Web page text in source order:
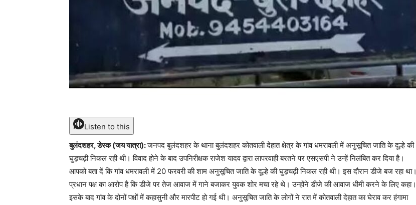
Listen to this
बुलंदशहर, डेस्क (जय यात्रा):जनपद बुलंदशहर के थाना बुलंदशहर कोतवाली देहात क्षेत्र के गांव धमरावली में अनुसूचित जाति के दूल्हे की
घुड़चढ़ी निकल रही थी। विवाद होने के बाद उपनिरीक्षक राजेश यादव द्वारा लापरवाही बरतने पर एसएसपी ने उन्हें निलंबित कर दिया है।
आपको बता दें कि गांव धमरावली में 20 फरवरी की शाम अनुसूचित जाति के दूल्हे की घुड़चढ़ी निकल रही थी। इस दौरान डीजे बज रहा था।
प्रधान पक्ष का आरोप है कि डीजे पर तेज आवाज में गाने बजाकर युवक शोर मचा रहे थे। उन्होंने डीजे की आवाज धीमी करने के लिए कहा।
इसके बाद गांव के दोनों पक्षों में कहासुनी और मारपीट हो गई थी। अनुसूचित जाति के लोगों ने रात में कोतवाली देहात का घेराव कर हंगामा